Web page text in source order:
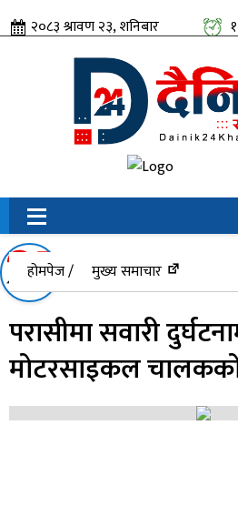
२०८३ श्रावण २३, शनिबार
होमपेज / मुख्य समाचार
परासीमा सवारी
मोटरसाइकल